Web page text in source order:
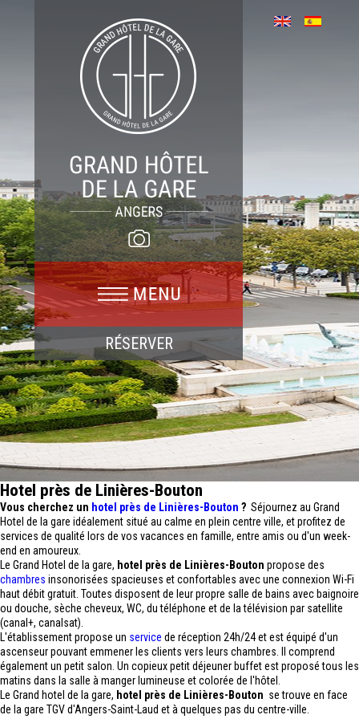
RÉSERVER
Hotel près de Linières-Bouton
Vous cherchez un hotel près de Linières-Bouton ? Séjournez au Grand
Hotel de la gare idéalement situé au calme en plein centre ville, et profitez de
services de qualité lors de vos vacances en famille, entre amis ou d'un week-
end en amoureux.
Le Grand Hotel de la gare, hotel près de Linières-Bouton propose des
chambres insonorisées spacieuses et confortables avec une connexion Wi-Fi
haut débit gratuit. Toutes disposent de leur propre salle de bains avec baignoire
ou douche, sèche cheveux, WC, du téléphone et de la télévision par satellite
(canal+, canalsat).
L'établissement propose un service de réception 24h/24 et est équipé d'un
ascenseur pouvant emmener les clients vers leurs chambres. Il comprend
également un petit salon. Un copieux petit déjeuner buffet est proposé tous les
matins dans la salle à manger lumineuse et colorée de l'hôtel.
Le Grand hotel de la gare, hotel près de Linières-Bouton se trouve en face
de la gare TGV d'Angers-Saint-Laud et à quelques pas du centre-ville.